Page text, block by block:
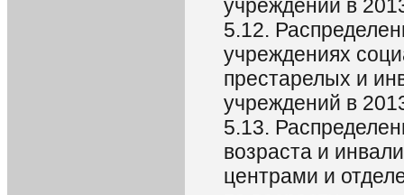
учреждений в
5.12.
учреждениях
престарелых и
учреждений в
5.13.
возраста и
центрами и